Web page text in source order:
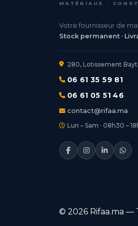
MATÉRIAUX ·
Votre fournisseur de
Stock permanent ·
280, Lotissement
06 61 35 59 81
06 61 05 51 46
contact@rifaa.ma
Lun – Sam · 08h30 –
© 2026 Rifaa.ma —